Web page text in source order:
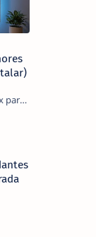
para